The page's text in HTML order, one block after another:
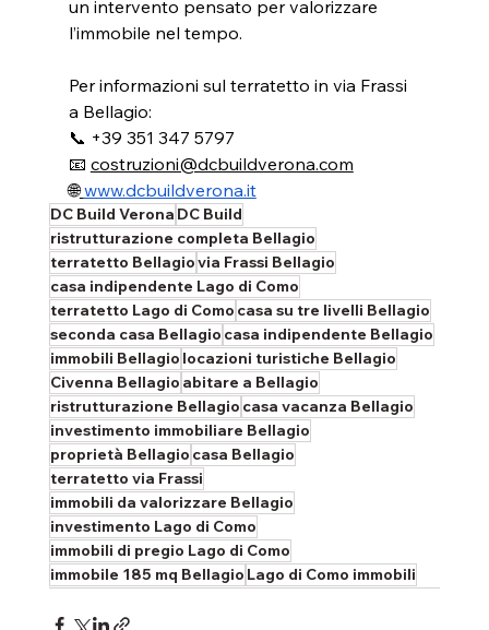
un intervento pensato per valorizzare
l’immobile nel tempo.
Per informazioni sul terratetto in via Frassi
a Bellagio:
📞 +39 351 347 5797
📧 costruzioni@dcbuildverona.com
🌐 www.dcbuildverona.it
DC Build Verona DC Build
ristrutturazione completa Bellagio
terratetto Bellagiovia Frassi Bellagio
casa indipendente Lago di Como
terratetto Lago di Como casa su tre livelli Bellagio
seconda casa Bellagio casa indipendente Bellagio
immobili Bellagio locazioni turistiche Bellagio
Civenna Bellagio abitare a Bellagio
ristrutturazione Bellagio casa vacanza Bellagio
investimento immobiliare Bellagio
proprietà Bellagio casa Bellagio
terratetto via Frassi
immobili da valorizzare Bellagio
investimento Lago di Como
immobili di pregio Lago di Como
immobile 185 mq Bellagio Lago di Como immobili